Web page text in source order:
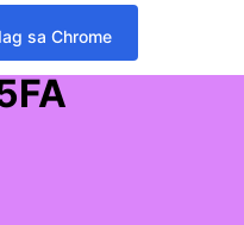
sa Chrome